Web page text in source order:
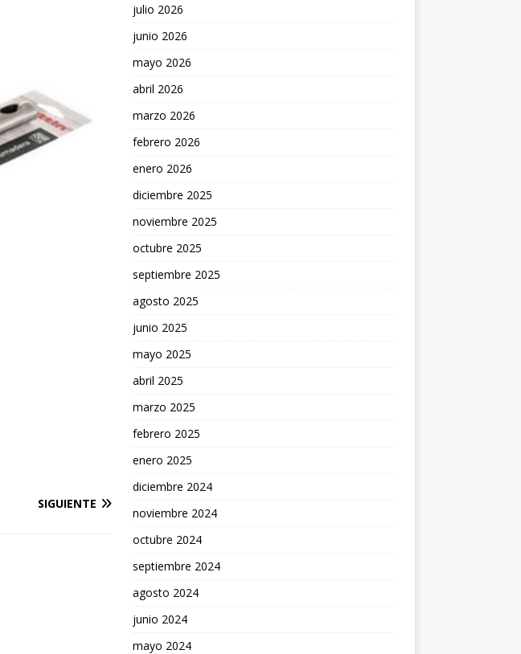
SIGUIENTE
julio 2026
junio 2026
mayo 2026
abril 2026
marzo 2026
febrero 2026
enero 2026
diciembre 2025
noviembre 2025
octubre 2025
septiembre 2025
agosto 2025
junio 2025
mayo 2025
abril 2025
marzo 2025
febrero 2025
enero 2025
diciembre 2024
noviembre 2024
octubre 2024
septiembre 2024
agosto 2024
junio 2024
mayo 2024